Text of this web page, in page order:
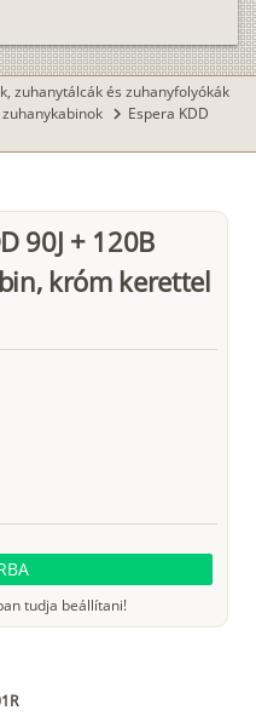
zuhanytálcák és zuhanyfolyókák
chevron_right Espera KDD
90J + 120B
króm kerettel
tudja beállítani!